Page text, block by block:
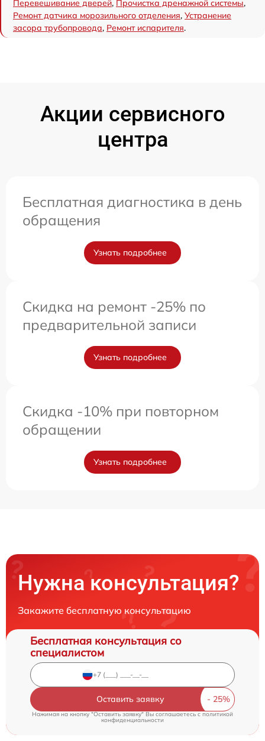
Перевешивание дверей, Прочистка дренажной системы,
Ремонт датчика морозильного отделения, Устранение
засора трубопровода, Ремонт испарителя.
Акции сервисного
центра
Бесплатная диагностика в день
обращения
Узнать подробнее
Скидка на ремонт -25% по
предварительной записи
Узнать подробнее
Скидка -10% при повторном
обращении
Узнать подробнее
Нужна консультация?
Закажите бесплатную консультацию
Бесплатная консультация со
специалистом
Оставить заявку
Нажимая на кнопку "Оставить заявку" Вы соглашаетесь cполитикой
конфиденциальности